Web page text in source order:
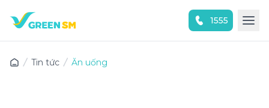
1555
Tin tức Ăn uống